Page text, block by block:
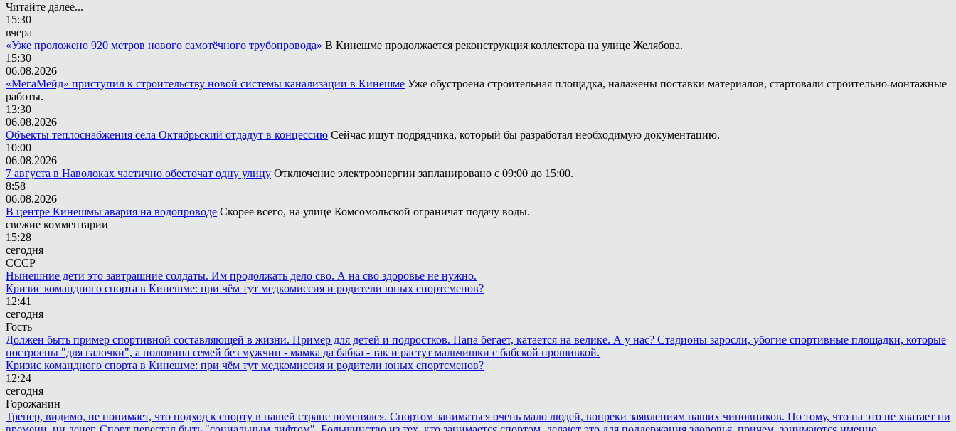
Читайте далее...
15:30
вчера
«Уже проложено 920 метров нового самотёчного трубопровода» В Кинешме продолжается реконструкция коллектора на улице Желябова.
15:30
06.08.2026
«МегаМейд» приступил к строительству новой системы канализации в Кинешме Уже обустроена строительная площадка, налажены поставки материалов, стартовали строительно-монтажные
работы.
13:30
06.08.2026
Объекты теплоснабжения села Октябрьский отдадут в концессию Сейчас ищут подрядчика, который бы разработал необходимую документацию.
10:00
06.08.2026
7 августа в Наволоках частично обесточат одну улицу Отключение электроэнергии запланировано с 09:00 до 15:00.
8:58
06.08.2026
В центре Кинешмы авария на водопроводе Скорее всего, на улице Комсомольской ограничат подачу воды.
свежие комментарии
15:28
сегодня
СССР
Нынешние дети это завтрашние солдаты. Им продолжать дело сво. А на сво здоровье не нужно.
Кризис командного спорта в Кинешме: при чём тут медкомиссия и родители юных спортсменов?
12:41
сегодня
Гость
Должен быть пример спортивной составляющей в жизни. Пример для детей и подростков. Папа бегает, катается на велике. А у нас? Стадионы заросли, убогие спортивные площадки, которые
построены "для галочки", а половина семей без мужчин - мамка да бабка - так и растут мальчишки с бабской прошивкой.
Кризис командного спорта в Кинешме: при чём тут медкомиссия и родители юных спортсменов?
12:24
сегодня
Горожанин
Тренер, видимо, не понимает, что подход к спорту в нашей стране поменялся. Спортом заниматься очень мало людей, вопреки заявлениям наших чиновников. По тому, что на это не хватает ни